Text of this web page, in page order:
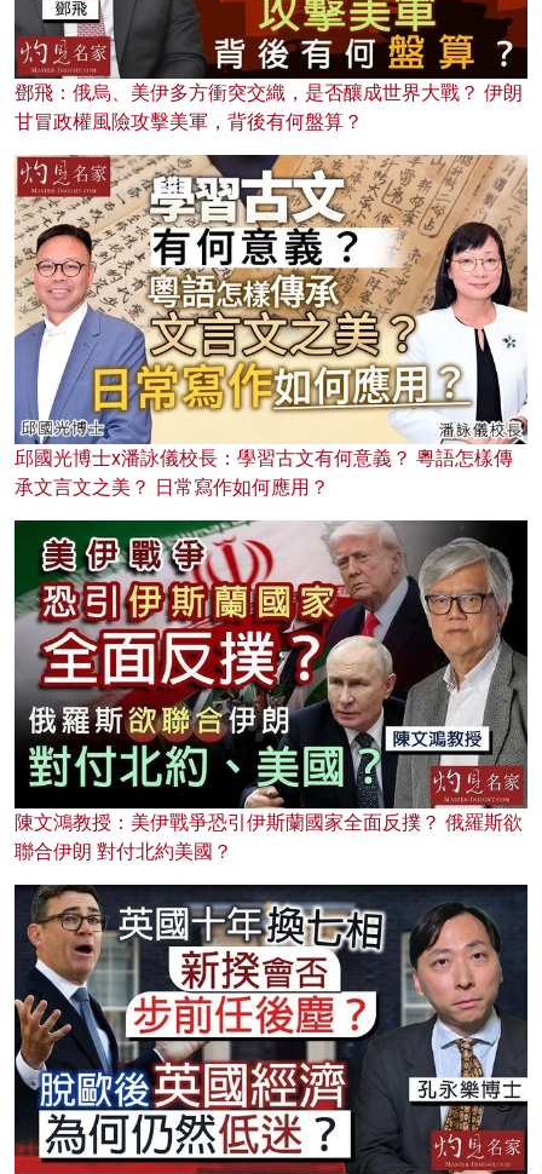
鄧飛：俄烏、美伊多方衝突交織，是否釀成世界大戰？ 伊朗
甘冒政權風險攻擊美軍，背後有何盤算？
邱國光博士x潘詠儀校長：學習古文有何意義？ 粵語怎樣傳
承文言文之美？ 日常寫作如何應用？
陳文鴻教授：美伊戰爭恐引伊斯蘭國家全面反撲？ 俄羅斯欲
聯合伊朗 對付北約美國？